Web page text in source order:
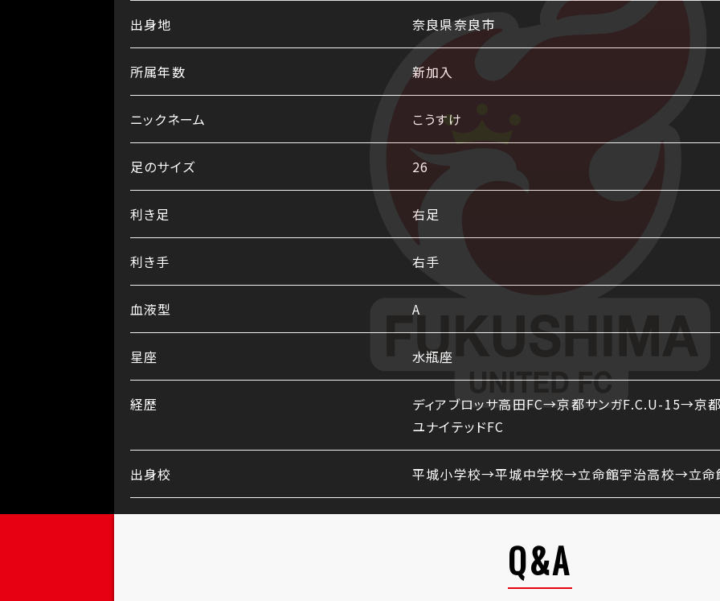
出身地 奈良県奈良市
所属年数 新加入
ニックネーム こうすけ
足のサイズ 26
利き足 右足
利き手 右手
血液型 A
星座 水瓶座
経歴
ディアブロッサ高田FC→京都サンガF.C.U-15→
ユナイテッドFC
出身校 平城小学校→平城中学校→立命館宇治高校→立命
Q&A